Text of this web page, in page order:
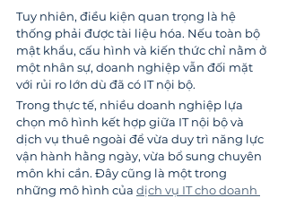
Tuy nhiên, điều kiện quan trọng là hệ
thống phải được tài liệu hóa. Nếu toàn bộ
mật khẩu, cấu hình và kiến thức chỉ nằm ở
một nhân sự, doanh nghiệp vẫn đối mặt
với rủi ro lớn dù đã có IT nội bộ.
Trong thực tế, nhiều doanh nghiệp lựa
chọn mô hình kết hợp giữa IT nội bộ và
dịch vụ thuê ngoài để vừa duy trì năng lực
vận hành hằng ngày, vừa bổ sung chuyên
môn khi cần. Đây cũng là một trong
những mô hình của dịch vụ IT cho doanh